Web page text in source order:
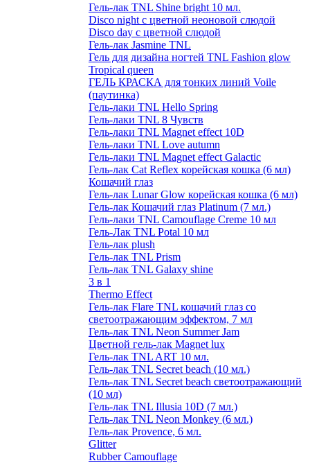
Гель-лак TNL Shine bright 10 мл.
Disco night с цветной неоновой слюдой
Disco day с цветной слюдой
Гель-лак Jasmine TNL
Гель для дизайна ногтей TNL Fashion glow
Tropical queen
ГЕЛЬ КРАСКА для тонких линий Voile
(паутинка)
Гель-лаки TNL Hello Spring
Гель-лаки TNL 8 Чувств
Гель-лаки TNL Magnet effect 10D
Гель-лаки TNL Love autumn
Гель-лаки TNL Magnet effect Galactic
Гель-лак Cat Reflex корейская кошка (6 мл)
Кошачий глаз
Гель-лак Lunar Glow корейская кошка (6 мл)
Гель-лак Кошачий глаз Platinum (7 мл.)
Гель-лаки TNL Camouflage Creme 10 мл
Гель-Лак TNL Potal 10 мл
Гель-лак plush
Гель-лак TNL Prism
Гель-лак TNL Galaxy shine
3 в 1
Thermo Effect
Гель-лак Flare TNL кошачий глаз со
светоотражающим эффектом, 7 мл
Гель-лак TNL Neon Summer Jam
Цветной гель-лак Magnet lux
Гель-лак TNL ART 10 мл.
Гель-лак TNL Secret beach (10 мл.)
Гель-лак TNL Secret beach светоотражающий
(10 мл)
Гель-лак TNL Illusia 10D (7 мл.)
Гель-лак TNL Neon Monkey (6 мл.)
Гель-лак Provence, 6 мл.
Glitter
Rubber Camouflage